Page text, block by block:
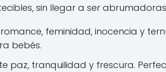
sin llegar a ser
feminidad, inocencia y
bebés.
paz, tranquilidad y frescura.